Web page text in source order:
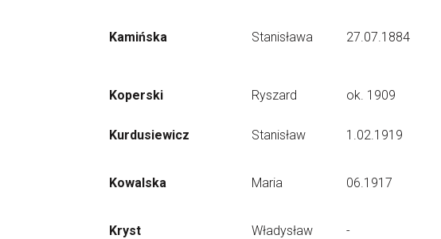
Kamińska Stanisława 27.07.1884
Koperski
Ryszard ok. 1909
Kurdusiewicz Stanisław 1.02.1919
Kowalska Maria 06.1917
Kryst Władysław -